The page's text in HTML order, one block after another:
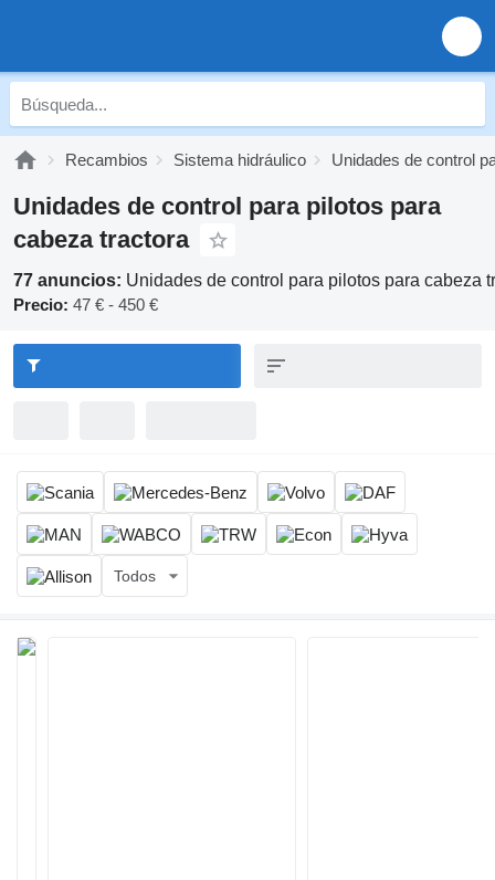
Recambios Sistema hidráulico Unidades de control
Unidades de control para pilotos para
cabeza tractora
77 anuncios: Unidades de control para pilotos para cabeza
Precio: 47 € - 450 €
Todos